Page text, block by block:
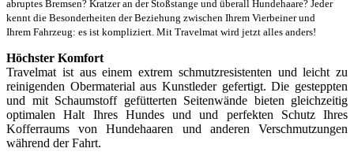
abruptes Bremsen? Kratzer an der Stoßstange und überall Hundehaare? Jeder
kennt die Besonderheiten der Beziehung zwischen Ihrem Vierbeiner und
Ihrem Fahrzeug: es ist kompliziert. Mit Travelmat wird jetzt alles anders!
Höchster Komfort
Travelmat ist aus einem extrem schmutzresistenten und leicht zu
reinigenden Obermaterial aus Kunstleder gefertigt. Die gesteppten
und mit Schaumstoff gefütterten Seitenwände bieten gleichzeitig
optimalen Halt Ihres Hundes und und perfekten Schutz Ihres
Kofferraums von Hundehaaren und anderen Verschmutzungen
während der Fahrt.